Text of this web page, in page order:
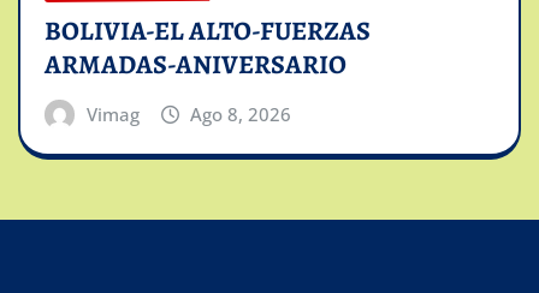
BOLIVIA-EL ALTO-FUERZAS
ARMADAS-ANIVERSARIO
Vimag Ago 8, 2026